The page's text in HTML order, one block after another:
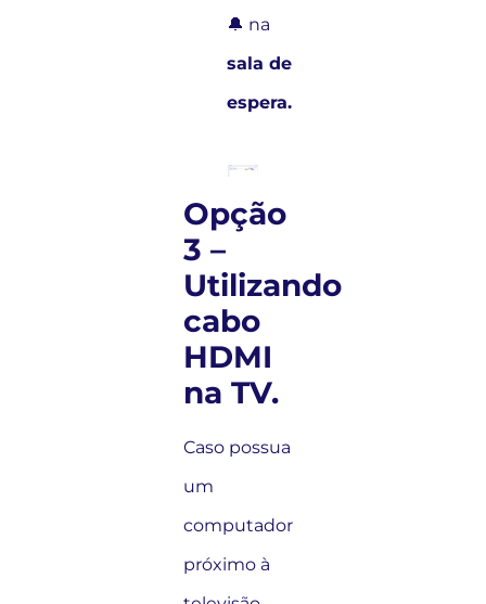
🔔 na
sala de
espera.
Opção
3 –
Utilizando
cabo
HDMI
na TV.
Caso possua
um
computador
próximo à